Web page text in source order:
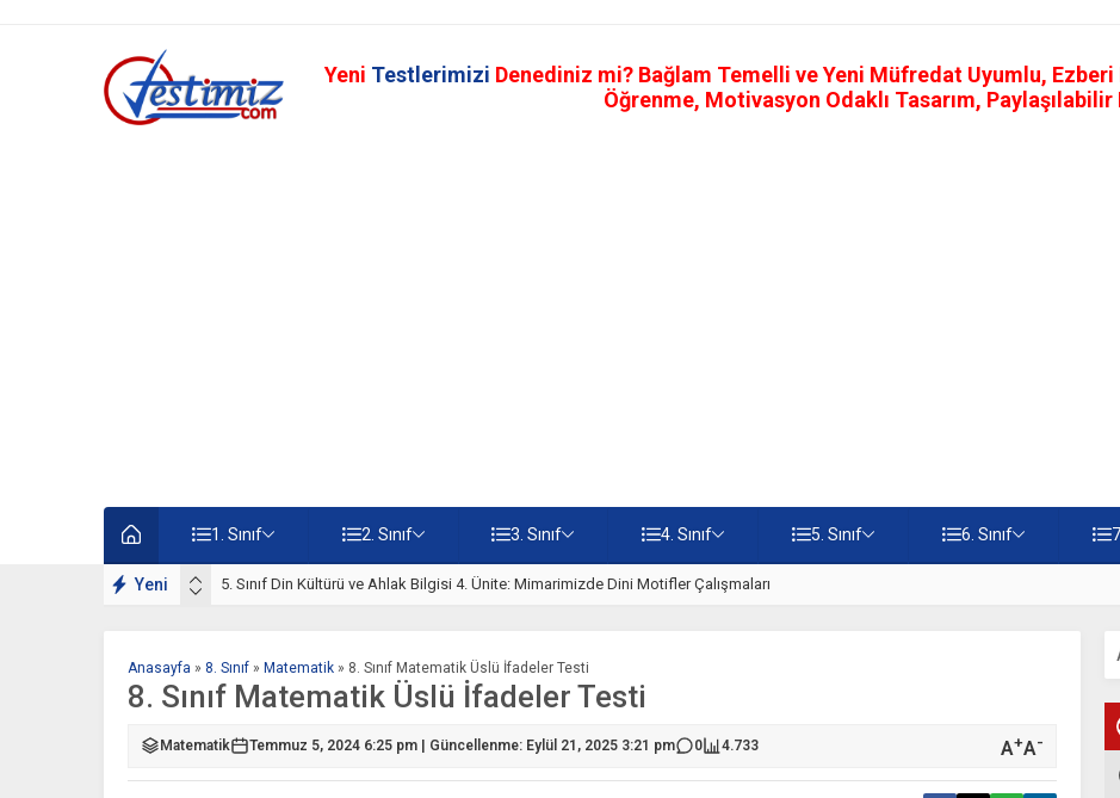
Yeni Testlerimizi Denediniz mi? Bağlam Temelli ve Yeni Müfredat Uyumlu, Ezberi
Öğrenme, Motivasyon Odaklı Tasarım, Paylaşılabilir
1. Sınıf 2. Sınıf 3. Sınıf 4. Sınıf 5. Sınıf 6. Sınıf
Yeni
Çalışmaları 5. Sınıf Mimarimizde Dini Motifler Ünite Testi – Online Çöz
Anasayfa » 8. Sınıf » Matematik » 8. Sınıf Matematik Üslü İfadeler Testi
8. Sınıf Matematik Üslü İfadeler Testi
Matematik Temmuz 5, 2024 6:25 pm | Güncellenme: Eylül 21, 2025 3:21 pm 0 4.733 A+A-